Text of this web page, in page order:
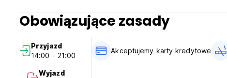
Obowiązujące zasady
Przyjazd
14:00 - 21:00
Wyjazd
Akceptujemy karty kredytowe